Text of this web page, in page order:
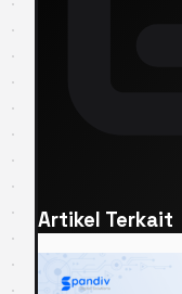
Artikel Terkait